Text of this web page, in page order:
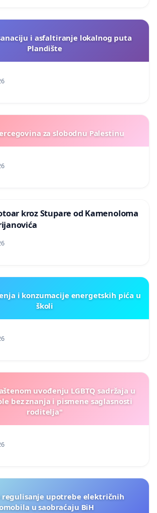
i asfaltiranje lokalnog puta
Plandište
za slobodnu Palestinu
kroz Stupare od Kamenoloma
i konzumacije energetskih pića u
školi
uvođenju LGBTQ sadržaja u
bez znanja i pismene saglasnosti
roditelja"
regulisanje upotrebe električnih
u saobraćaju BiH